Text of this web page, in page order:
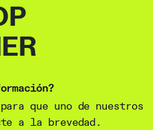
que uno de nuestros
a la brevedad.